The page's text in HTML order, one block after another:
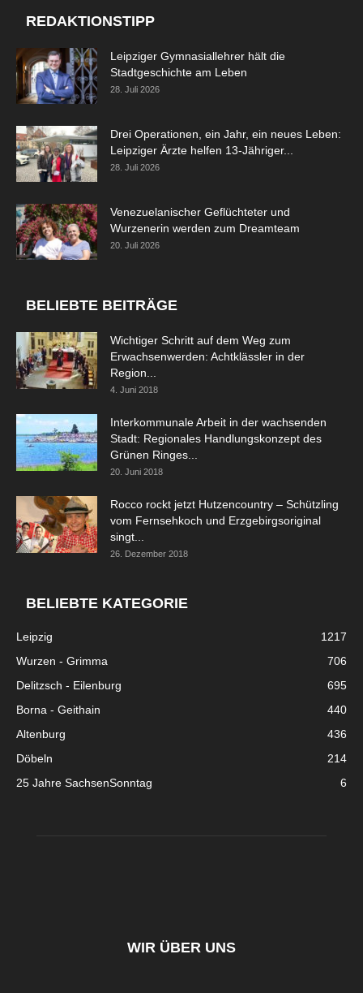
REDAKTIONSTIPP
Leipziger Gymnasiallehrer hält die
Stadtgeschichte am Leben
28. Juli 2026
Drei Operationen, ein Jahr, ein neues Leben:
Leipziger Ärzte helfen 13-Jähriger...
28. Juli 2026
Venezuelanischer Geflüchteter und
Wurzenerin werden zum Dreamteam
20. Juli 2026
BELIEBTE BEITRÄGE
Wichtiger Schritt auf dem Weg zum
Erwachsenwerden: Achtklässler in der
Region...
4. Juni 2018
Interkommunale Arbeit in der wachsenden
Stadt: Regionales Handlungskonzept des
Grünen Ringes...
20. Juni 2018
Rocco rockt jetzt Hutzencountry – Schützling
vom Fernsehkoch und Erzgebirgsoriginal
singt...
26. Dezember 2018
BELIEBTE KATEGORIE
Leipzig
1217
Wurzen - Grimma
706
Delitzsch - Eilenburg
695
Borna - Geithain
440
Altenburg
436
Döbeln
214
25 Jahre SachsenSonntag
6
WIR ÜBER UNS